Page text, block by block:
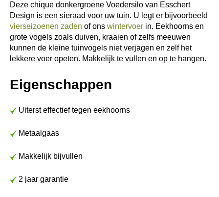
Deze chique donkergroene Voedersilo van Esschert
Design is een sieraad voor uw tuin. U legt er bijvoorbeeld
vierseizoenen zaden of ons wintervoer in. Eekhoorns en
grote vogels zoals duiven, kraaien of zelfs meeuwen
kunnen de kleine tuinvogels niet verjagen en zelf het
lekkere voer opeten. Makkelijk te vullen en op te hangen.
Eigenschappen
Uiterst effectief tegen eekhoorns
Metaalgaas
Makkelijk bijvullen
2 jaar garantie